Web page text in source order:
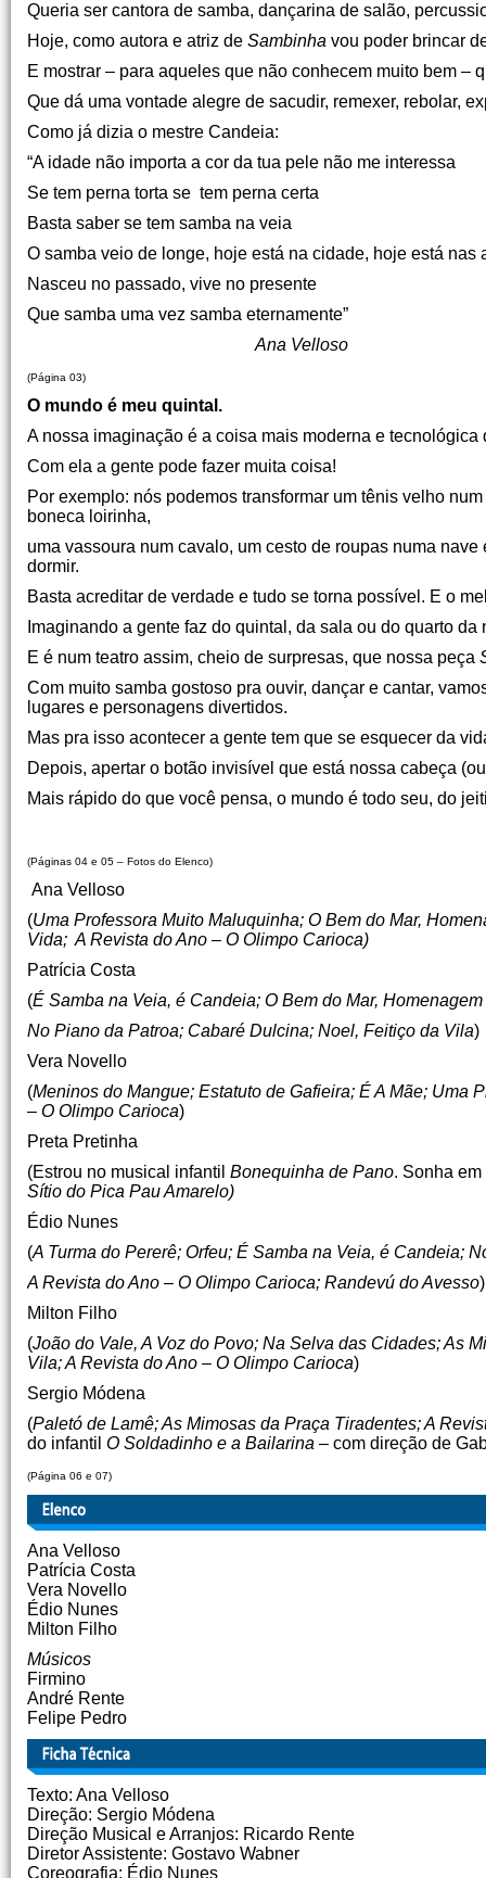
Queria ser cantora de samba, dançarina de salão,
Hoje, como autora e atriz de Sambinha vou poder brincar
E mostrar – para aqueles que não conhecem muito bem –
Que dá uma vontade alegre de sacudir, remexer, rebolar,
Como já dizia o mestre Candeia:
“A idade não importa a cor da tua pele não me interessa
Se tem perna torta se tem perna certa
Basta saber se tem samba na veia
O samba veio de longe, hoje está na cidade, hoje está nas
Nasceu no passado, vive no presente
Que samba uma vez samba eternamente”
Ana Velloso
(Página 03)
O mundo é meu quintal.
A nossa imaginação é a coisa mais moderna e tecnológica
Com ela a gente pode fazer muita coisa!
Por exemplo: nós podemos transformar um tênis velho
boneca loirinha,
uma vassoura num cavalo, um cesto de roupas numa
dormir.
Basta acreditar de verdade e tudo se torna possível. E o
Imaginando a gente faz do quintal, da sala ou do quarto
E é num teatro assim, cheio de surpresas, que nossa peça
Com muito samba gostoso pra ouvir, dançar e cantar,
lugares e personagens divertidos.
Mas pra isso acontecer a gente tem que se esquecer da
Depois, apertar o botão invisível que está nossa cabeça
Mais rápido do que você pensa, o mundo é todo seu, do
(Páginas 04 e 05 – Fotos do Elenco)
Ana Velloso
(Uma Professora Muito Maluquinha; O Bem do Mar,
Vida; A Revista do Ano – O Olimpo Carioca)
Patrícia Costa
(É Samba na Veia, é Candeia; O Bem do Mar,
No Piano da Patroa; Cabaré Dulcina; Noel, Feitiço da Vila)
Vera Novello
(Meninos do Mangue; Estatuto de Gafieira; É A Mãe; Uma
– O Olimpo Carioca)
Preta Pretinha
(Estrou no musical infantil Bonequinha de Pano. Sonha
Sítio do Pica Pau Amarelo)
Édio Nunes
(A Turma do Pererê; Orfeu; É Samba na Veia, é Candeia;
A Revista do Ano – O Olimpo Carioca; Randevú do Avesso)
Milton Filho
(João do Vale, A Voz do Povo; Na Selva das Cidades; As
Vila; A Revista do Ano – O Olimpo Carioca)
Sergio Módena
(Paletó de Lamê; As Mimosas da Praça Tiradentes; A
do infantil O Soldadinho e a Bailarina – com direção de
(Página 06 e 07)
Ana Velloso
Patrícia Costa
Vera Novello
Édio Nunes
Milton Filho
Músicos
Firmino
André Rente
Felipe Pedro
Texto: Ana Velloso
Direção: Sergio Módena
Direção Musical e Arranjos: Ricardo Rente
Diretor Assistente: Gostavo Wabner
Coreografia: Édio Nunes